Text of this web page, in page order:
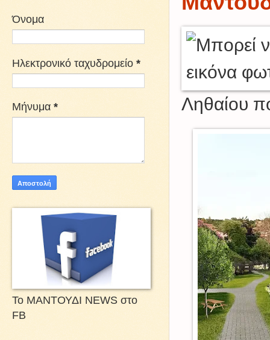
Ληθαίου
Όνομα
Ηλεκτρονικό ταχυδρομείο *
Μήνυμα *
Το ΜΑΝΤΟΥΔΙ NEWS στο
FB